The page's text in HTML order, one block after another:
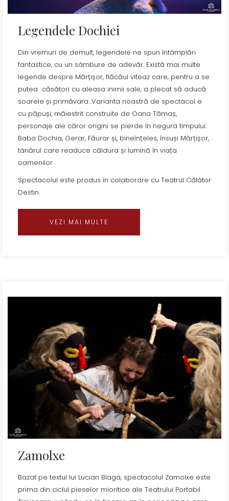
Legendele Dochiei
Din vremuri de demult, legendele ne spun întâmplări
fantastice, cu un sâmbure de adevăr. Există mai multe
legende despre Mărțișor, flăcăul viteaz care, pentru a se
putea căsători cu aleasa inimii sale, a plecat să aducă
soarele și primăvara...Varianta noastră de spectacol e
cu păpuși, măiestrit construite de Oana Tămaș,
personaje ale căror origini se pierde în negura timpului:
Baba Dochia, Gerar, Făurar și, bineînțeles, însuși Mărțișor,
tânărul care readuce căldura și lumină în viața
oamenilor .
Spectacolul este produs în colaborare cu Teatrul Călător
Destin.
VEZI MAI MULTE
Zamolxe
Bazat pe textul lui Lucian Blaga, spectacolul Zamolxe este
prima din ciclul pieselor mioritice ale Teatrului Portabil